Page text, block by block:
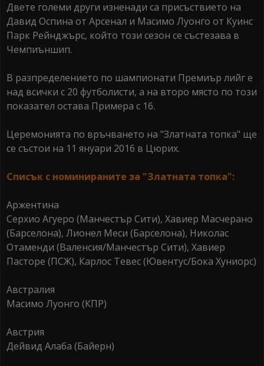
Двете големи други изненади са присъствието на
Давид Оспина от Арсенал и Масимо Луонго от Куинс
Парк Рейнджърс, който този сезон се състезава в
Чемпиъншип.
В разпределението по шампионати Премиър лийг е
над всички с 20 футболисти, а на второ място по този
показател остава Примера с 16.
Церемонията по връчването на "Златната топка" ще
се състои на 11 януари 2016 в Цюрих.
Списък с номинираните за "Златната топка":
Aржентина
Серхио Aгуеро (Манчестър Сити), Хавиер Maсчерано
(Барселона), Лионел Меси (Барселона), Николас
Отаменди (Валенсия/Манчестър Сити), Хавиер
Пасторе (ПСЖ), Карлос Teвес (Ювентус/Бока Хуниорс)
Aвстралия
Масимо Луонго (КПР)
Aвстрия
Дейвид Aлаба (Байерн)